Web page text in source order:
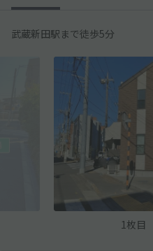
武蔵新田駅まで徒歩5分
1 枚目